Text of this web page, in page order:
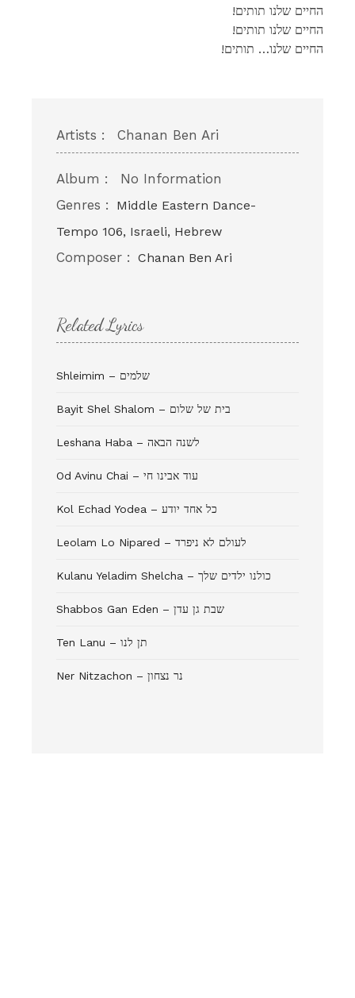
!החיים שלנו תותים
!החיים שלנו תותים
!החיים שלנו… תותים
Artists : Chanan Ben Ari
Album :
No Information
Genres :
Middle Eastern Dance-
Tempo 106, Israeli, Hebrew
Composer : Chanan Ben Ari
Related Lyrics
Shleimim – שלמים
Bayit Shel Shalom – בית של שלום
Leshana Haba – לשנה הבאה
Od Avinu Chai – עוד אבינו חי
Kol Echad Yodea – כל אחד יודע
Leolam Lo Nipared – לעולם לא ניפרד
Kulanu Yeladim Shelcha – כולנו ילדים שלך
Shabbos Gan Eden – שבת גן עדן
Ten Lanu – תן לנו
Ner Nitzachon – נר נצחון